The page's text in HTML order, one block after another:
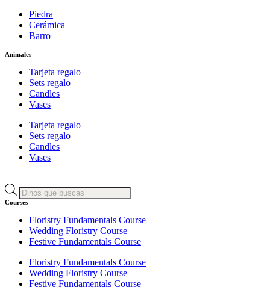
Piedra
Cerámica
Barro
Animales
Tarjeta regalo
Sets regalo
Candles
Vases
Tarjeta regalo
Sets regalo
Candles
Vases
Búsqueda
de
Courses
Floristry Fundamentals Course
Wedding Floristry Course
Festive Fundamentals Course
Floristry Fundamentals Course
Wedding Floristry Course
Festive Fundamentals Course